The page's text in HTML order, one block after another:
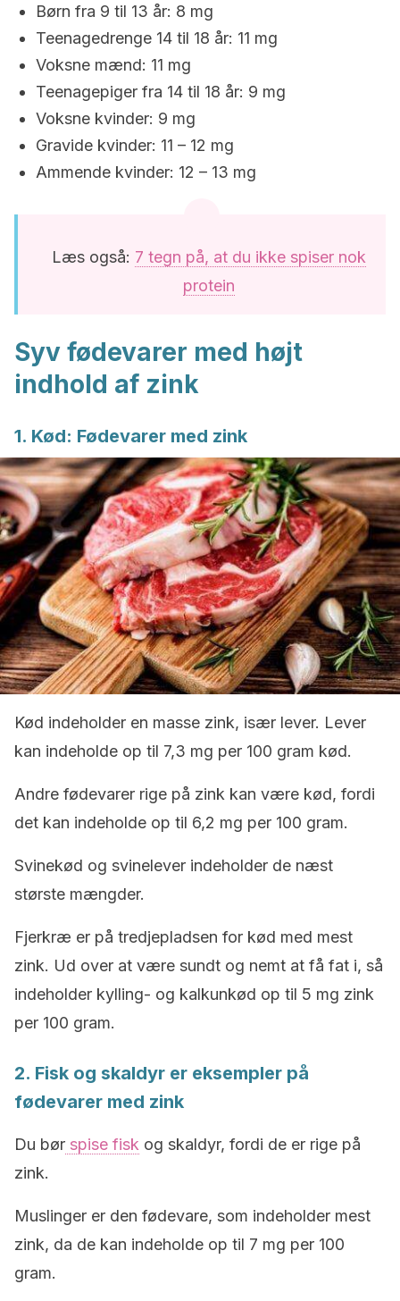
Børn fra 9 til 13 år: 8 mg
Teenagedrenge 14 til 18 år: 11 mg
Voksne mænd: 11 mg
Teenagepiger fra 14 til 18 år: 9 mg
Voksne kvinder: 9 mg
Gravide kvinder: 11 – 12 mg
Ammende kvinder: 12 – 13 mg
Læs også: 7 tegn på, at du ikke spiser nok
protein
Syv fødevarer med højt
indhold af zink
1. Kød: Fødevarer med zink
Kød indeholder en masse zink, især lever. Lever
kan indeholde op til 7,3 mg per 100 gram kød.
Andre fødevarer rige på zink kan være kød, fordi
det kan indeholde op til 6,2 mg per 100 gram.
Svinekød og svinelever indeholder de næst
største mængder.
Fjerkræ er på tredjepladsen for kød med mest
zink. Ud over at være sundt og nemt at få fat i, så
indeholder kylling- og kalkunkød op til 5 mg zink
per 100 gram.
2. Fisk og skaldyr er eksempler på
fødevarer med zink
Du bør spise fisk og skaldyr, fordi de er rige på
zink.
Muslinger er den fødevare, som indeholder mest
zink, da de kan indeholde op til 7 mg per 100
gram.